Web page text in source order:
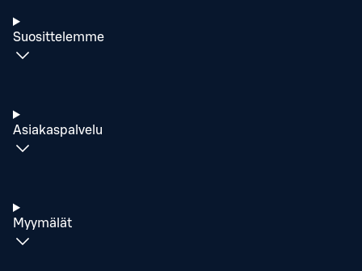
Suosittelemme
Asiakaspalvelu
Myymälät